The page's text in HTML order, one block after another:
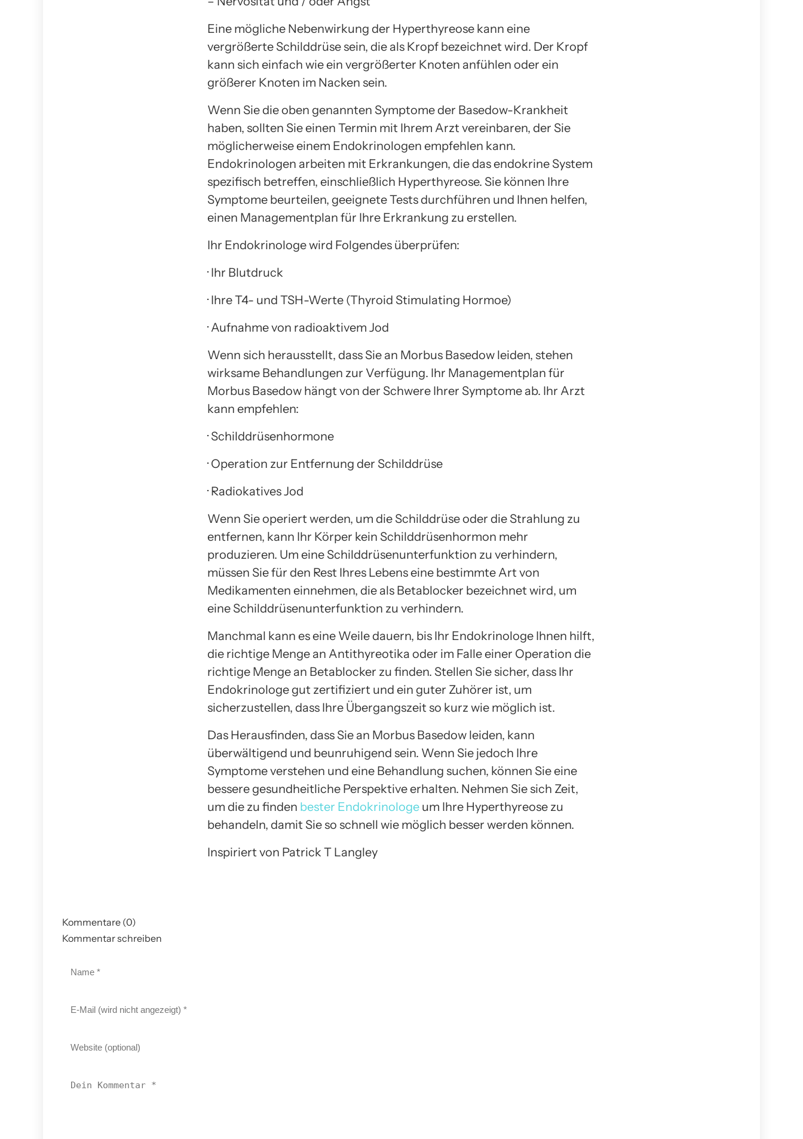
Eine mögliche Nebenwirkung der Hyperthyreose kann eine
vergrößerte Schilddrüse sein, die als Kropf bezeichnet wird. Der Kropf
kann sich einfach wie ein vergrößerter Knoten anfühlen oder ein
größerer Knoten im Nacken sein.
Wenn Sie die oben genannten Symptome der Basedow-Krankheit
haben, sollten Sie einen Termin mit Ihrem Arzt vereinbaren, der Sie
möglicherweise einem Endokrinologen empfehlen kann.
Endokrinologen arbeiten mit Erkrankungen, die das endokrine System
spezifisch betreffen, einschließlich Hyperthyreose. Sie können Ihre
Symptome beurteilen, geeignete Tests durchführen und Ihnen helfen,
einen Managementplan für Ihre Erkrankung zu erstellen.
Ihr Endokrinologe wird Folgendes überprüfen:
· Ihr Blutdruck
· Ihre T4- und TSH-Werte (Thyroid Stimulating Hormoe)
· Aufnahme von radioaktivem Jod
Wenn sich herausstellt, dass Sie an Morbus Basedow leiden, stehen
wirksame Behandlungen zur Verfügung. Ihr Managementplan für
Morbus Basedow hängt von der Schwere Ihrer Symptome ab. Ihr Arzt
kann empfehlen:
· Schilddrüsenhormone
· Operation zur Entfernung der Schilddrüse
· Radiokatives Jod
Wenn Sie operiert werden, um die Schilddrüse oder die Strahlung zu
entfernen, kann Ihr Körper kein Schilddrüsenhormon mehr
produzieren. Um eine Schilddrüsenunterfunktion zu verhindern,
müssen Sie für den Rest Ihres Lebens eine bestimmte Art von
Medikamenten einnehmen, die als Betablocker bezeichnet wird, um
eine Schilddrüsenunterfunktion zu verhindern.
Manchmal kann es eine Weile dauern, bis Ihr Endokrinologe Ihnen hilft,
die richtige Menge an Antithyreotika oder im Falle einer Operation die
richtige Menge an Betablocker zu finden. Stellen Sie sicher, dass Ihr
Endokrinologe gut zertifiziert und ein guter Zuhörer ist, um
sicherzustellen, dass Ihre Übergangszeit so kurz wie möglich ist.
Das Herausfinden, dass Sie an Morbus Basedow leiden, kann
überwältigend und beunruhigend sein. Wenn Sie jedoch Ihre
Symptome verstehen und eine Behandlung suchen, können Sie eine
bessere gesundheitliche Perspektive erhalten. Nehmen Sie sich Zeit,
um die zu finden bester Endokrinologe um Ihre Hyperthyreose zu
behandeln, damit Sie so schnell wie möglich besser werden können.
Inspiriert von Patrick T Langley
Kommentare (0)
Kommentar schreiben